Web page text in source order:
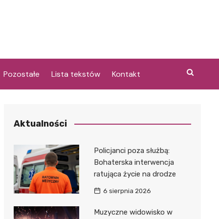
Pozostałe Lista tekstów Kontakt
Aktualności
Policjanci poza służbą:
Bohaterska interwencja
ratująca życie na drodze
6 sierpnia 2026
Muzyczne widowisko w